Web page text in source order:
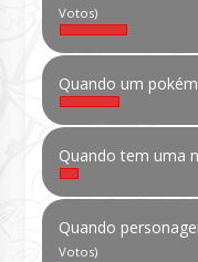
Votos)
Quando um
Quando tem uma
Quando
Votos)